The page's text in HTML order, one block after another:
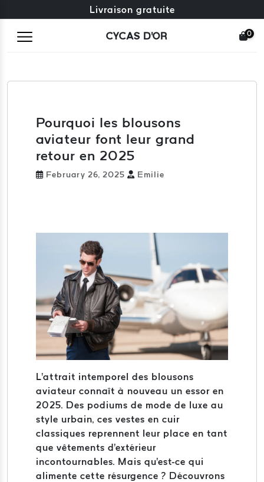
Échange gratuit + retours gratuits
Livraison gratuite
CYCAS D'OR 0
Pourquoi les blousons
aviateur font leur grand
retour en 2025
February 26, 2025 Emilie
L'attrait intemporel des blousons
aviateur connaît à nouveau un essor en
2025. Des podiums de mode de luxe au
style urbain, ces vestes en cuir
classiques reprennent leur place en tant
que vêtements d'extérieur
incontournables. Mais qu'est-ce qui
alimente cette résurgence ? Découvrons